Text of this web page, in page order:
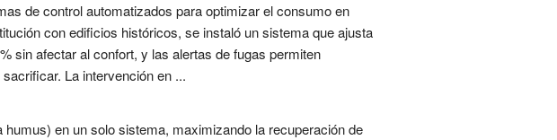
de control automatizados para optimizar el consumo en
con edificios históricos, se instaló un sistema que ajusta
sin afectar al confort, y las alertas de fugas permiten
La intervención en ...
en un solo sistema, maximizando la recuperación de